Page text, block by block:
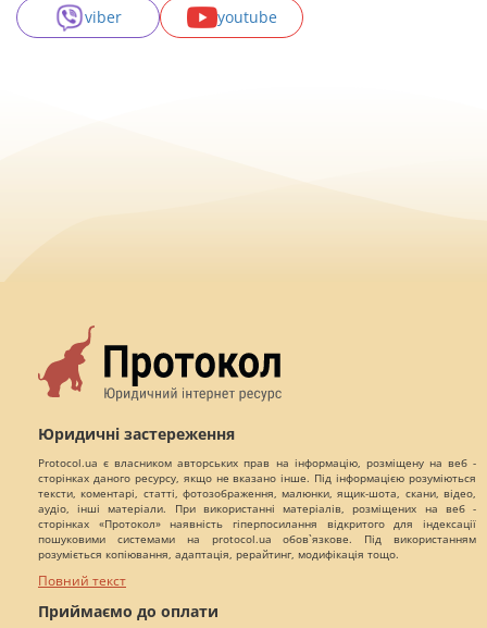
viber
youtube
Юридичні застереження
Protocol.ua є власником авторських прав на інформацію, розміщену на веб -
сторінках даного ресурсу, якщо не вказано інше. Під інформацією розуміються
тексти, коментарі, статті, фотозображення, малюнки, ящик-шота, скани, відео,
аудіо, інші матеріали. При використанні матеріалів, розміщених на веб -
сторінках «Протокол» наявність гіперпосилання відкритого для індексації
пошуковими системами на protocol.ua обов`язкове. Під використанням
розуміється копіювання, адаптація, рерайтинг, модифікація тощо.
Повний текст
Приймаємо до оплати